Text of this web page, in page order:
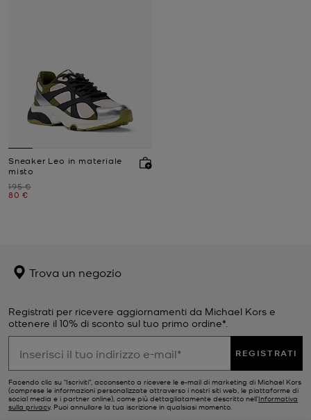
Sneaker Leo in materiale
misto
Prezzo iniziale
195 €
Prezzo attuale
80 €
Trova un negozio
Registrati per ricevere aggiornamenti da Michael Kors e
ottenere il 10% di sconto sul tuo primo ordine*.
REGISTRATI
Facendo clic su "Iscriviti", acconsento a ricevere le e-mail di marketing di Michael Kors
(comprese le informazioni personalizzate attraverso i nostri siti web, le piattaforme di
social media e i partner online), come più dettagliatamente descritto nell’Informativa
sulla privacy. Puoi annullare la tua iscrizione in qualsiasi momento.